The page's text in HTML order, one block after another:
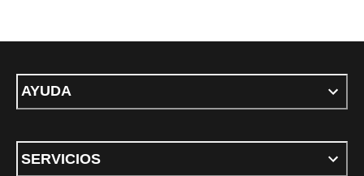
AYUDA
SERVICIOS